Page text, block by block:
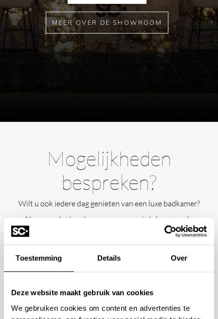
Toestemming Details Over
Deze website maakt gebruik van cookies
We gebruiken cookies om content en advertenties te
MEER OVER DE SHOWROOM
Mogelijkheden
bespreken?
Wilt u ook iedere dag genieten van een luxe badkamer?
Neem contact met ons op voor een intake gesprek.
projects@stonecompany.nl